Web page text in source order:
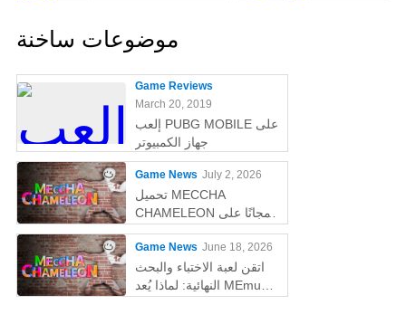
موضوعات ساخنة
Game Reviews
March 20, 2019
إلعب PUBG MOBILE على
جهاز الكمبيوتر
Game News July 2, 2026
تحميل MECCHA
CHAMELEON مجانًا على
الكمبيوتر
Game News June 18, 2026
اتقن لعبة الاختباء والبحث
النهائية: لماذا يُعد MEmu